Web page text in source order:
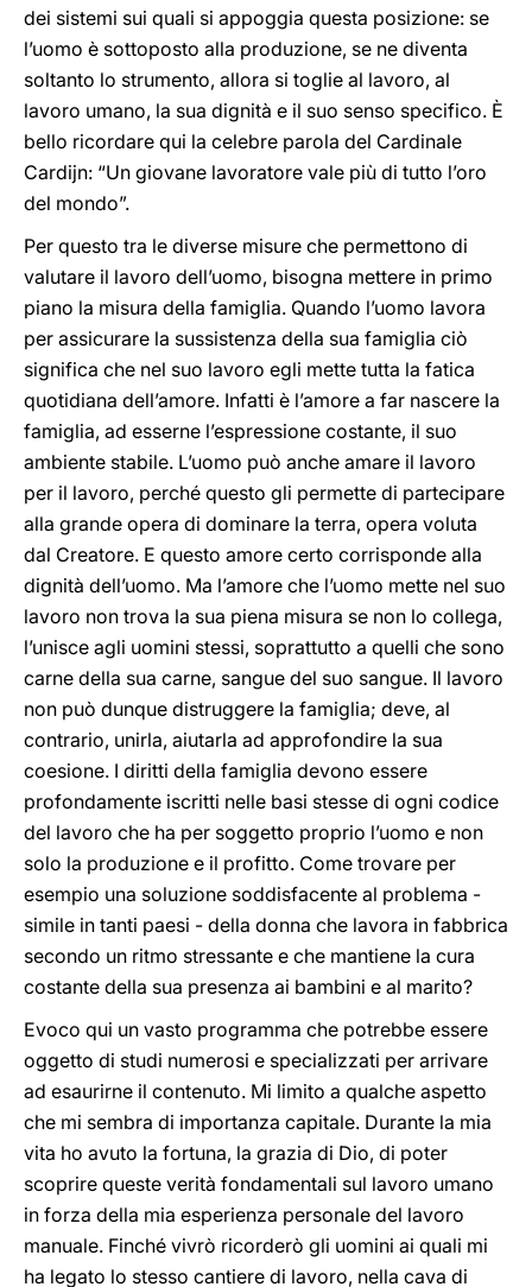
dei sistemi sui quali si appoggia questa posizione: se
l’uomo è sottoposto alla produzione, se ne diventa
soltanto lo strumento, allora si toglie al lavoro, al
lavoro umano, la sua dignità e il suo senso specifico. È
bello ricordare qui la celebre parola del Cardinale
Cardijn: “Un giovane lavoratore vale più di tutto l’oro
del mondo”.
Per questo tra le diverse misure che permettono di
valutare il lavoro dell’uomo, bisogna mettere in primo
piano la misura della famiglia. Quando l’uomo lavora
per assicurare la sussistenza della sua famiglia ciò
significa che nel suo lavoro egli mette tutta la fatica
quotidiana dell’amore. Infatti è l’amore a far nascere la
famiglia, ad esserne l’espressione costante, il suo
ambiente stabile. L’uomo può anche amare il lavoro
per il lavoro, perché questo gli permette di partecipare
alla grande opera di dominare la terra, opera voluta
dal Creatore. E questo amore certo corrisponde alla
dignità dell’uomo. Ma l’amore che l’uomo mette nel suo
lavoro non trova la sua piena misura se non lo collega,
l’unisce agli uomini stessi, soprattutto a quelli che sono
carne della sua carne, sangue del suo sangue. Il lavoro
non può dunque distruggere la famiglia; deve, al
contrario, unirla, aiutarla ad approfondire la sua
coesione. I diritti della famiglia devono essere
profondamente iscritti nelle basi stesse di ogni codice
del lavoro che ha per soggetto proprio l’uomo e non
solo la produzione e il profitto. Come trovare per
esempio una soluzione soddisfacente al problema -
simile in tanti paesi - della donna che lavora in fabbrica
secondo un ritmo stressante e che mantiene la cura
costante della sua presenza ai bambini e al marito?
Evoco qui un vasto programma che potrebbe essere
oggetto di studi numerosi e specializzati per arrivare
ad esaurirne il contenuto. Mi limito a qualche aspetto
che mi sembra di importanza capitale. Durante la mia
vita ho avuto la fortuna, la grazia di Dio, di poter
scoprire queste verità fondamentali sul lavoro umano
in forza della mia esperienza personale del lavoro
manuale. Finché vivrò ricorderò gli uomini ai quali mi
ha legato lo stesso cantiere di lavoro, nella cava di